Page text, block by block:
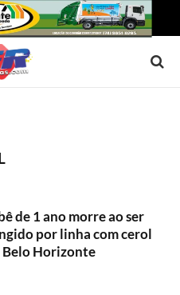
de 1 ano morre ao ser
por linha com cerol
Belo Horizonte